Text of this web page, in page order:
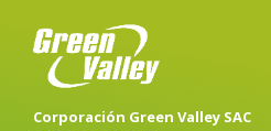
Corporación Green Valley SAC